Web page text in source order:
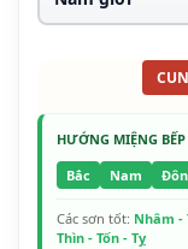
HƯỚNG MIỆNG BẾP
Bắc
Nam
Các sơn tốt: Nhâm -
Thìn - Tốn - Tỵ